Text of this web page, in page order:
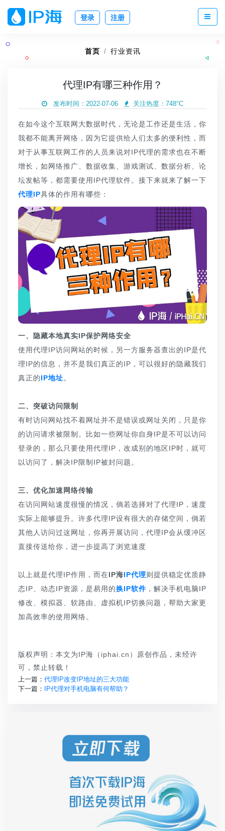
登录 注册
首页 行业资讯
代理IP有哪三种作用？
发布时间：2022-07-06 关注热度： 748°C
在如今这个互联网大数据时代，无论是工作还是生活，你
我都不能离开网络，因为它提供给人们太多的便利性，而
对于从事互联网工作的人员来说对IP代理的需求也在不断
增长，如网络推广、数据收集、游戏测试、数据分析、论
坛发帖等，都需要使用IP代理软件。接下来就来了解一下
代理IP具体的作用有哪些：
一、隐藏本地真实IP保护网络安全
使用代理IP访问网站的时候，另一方服务器查出的IP是代
理IP的信息，并不是我们真正的IP，可以很好的隐藏我们
真正的IP地址。
二、突破访问限制
有时访问网站找不着网址并不是错误或网址关闭，只是你
的访问请求被限制。比如一些网址你自身IP是不可以访问
登录的，那么只要使用代理IP，改成别的地区IP时，就可
以访问了，解决IP限制IP被封问题。
三、优化加速网络传输
在访问网站速度很慢的情况，倘若选择对了代理IP，速度
实际上能够提升。许多代理IP设有很大的存储空间，倘若
其他人访问过这网址，你再开展访问，代理IP会从缓冲区
直接传送给你，进一步提高了浏览速度
以上就是代理IP作用，而在IP海IP代理则提供稳定优质静
态IP、动态IP资源，是易用的换IP软件 ，解决手机电脑IP
修改、模拟器、软路由、虚拟机IP切换问题，帮助大家更
加高效率的使用网络。
版权声明：本文为IP海（iphai.cn）原创作品，未经许
可，禁止转载！
上一篇： 代理IP改变IP地址的三大功能
下一篇：
IP代理对手机电脑有何帮助？